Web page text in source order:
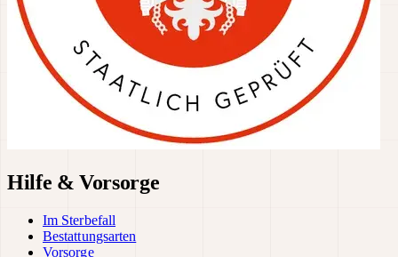
Hilfe & Vorsorge
Im Sterbefall
Bestattungsarten
Vorsorge